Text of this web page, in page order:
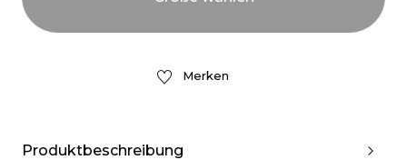
Merken
Produktbeschreibung